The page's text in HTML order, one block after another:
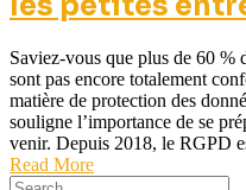
Saviez-vous que plus de 60 %
sont pas encore totalement
matière de protection des
souligne l’importance de se
venir. Depuis 2018, le RGPD
Read More